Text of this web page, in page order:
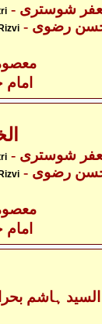
شوستری
حسن رضوی
-
-
شوستری
حسن رضوی
-
-
- السید ہاشم